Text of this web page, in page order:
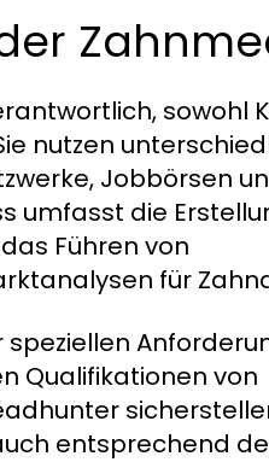
sowohl
nutzen
Jobbörsen
umfasst die
Führen von
für
Qualifikationen von
entsprechend